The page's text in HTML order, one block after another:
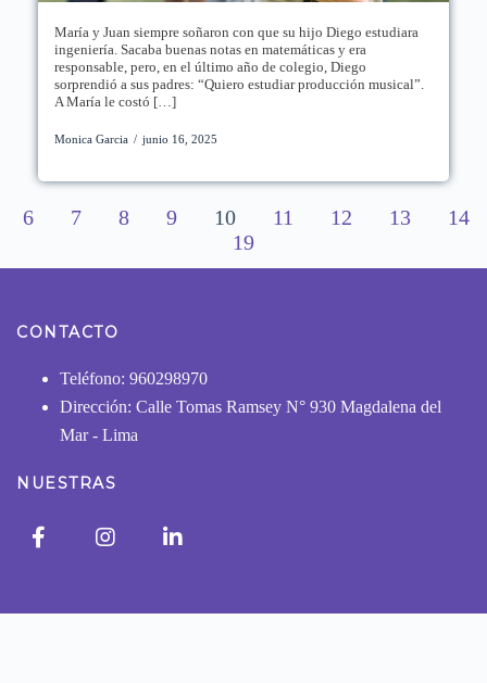
María y Juan siempre soñaron con que su hijo Diego estudiara
ingeniería. Sacaba buenas notas en matemáticas y era
responsable, pero, en el último año de colegio, Diego
sorprendió a sus padres: “Quiero estudiar producción musical”.
A María le costó […]
Monica Garcia / junio 16, 2025
6 7 8 9 10 11 12 13
14
19
CONTACTO
Teléfono: 960298970
Dirección: Calle Tomas Ramsey N° 930 Magdalena del
Mar - Lima
NUESTRAS